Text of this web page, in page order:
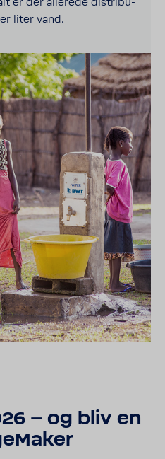
liter vand.
– og bliv en